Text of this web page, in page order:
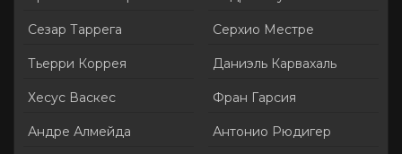
Сезар Таррега
Тьерри Коррея
Хесус Васкес
Андре Алмейда
Серхио Местре
Даниэль Карвахаль
Фран Гарсия
Антонио Рюдигер